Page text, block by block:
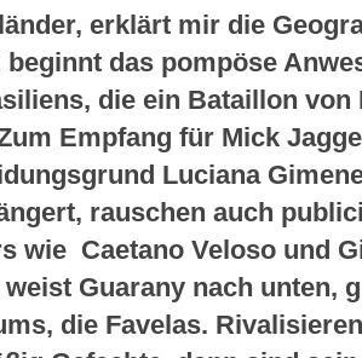
erklärt mir die
beginnt das pompöse
die ein Bataillon von
Empfang für Mick
Luciana
rauschen auch
wie Caetano Veloso und
Guarany nach unten,
die Favelas.